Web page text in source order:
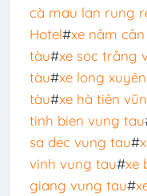
cà mau lan rung
Hotel#xe năm
tàu#xe soc trăng
tàu#xe long
tàu#xe hà tiên
tinh bien vung tau
sa dec vung tau#
vinh vung tau#xe
giang vung tau#